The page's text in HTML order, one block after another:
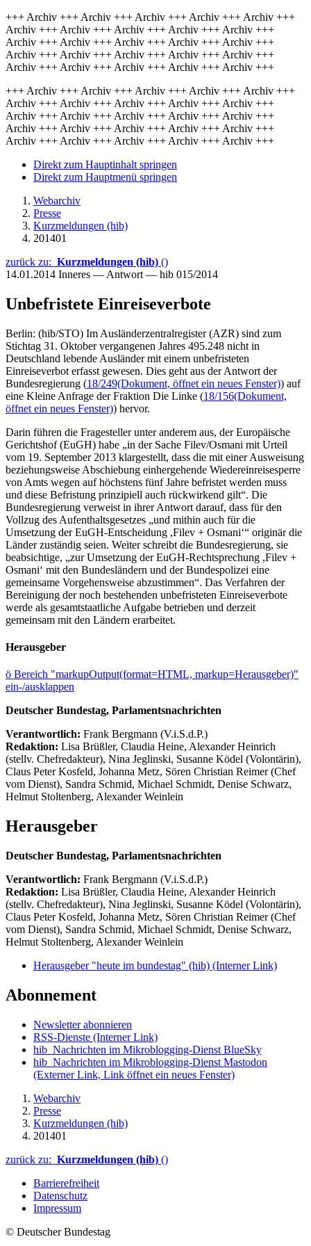
+++ Archiv +++ Archiv +++ Archiv +++ Archiv +++ Archiv +++
Archiv +++ Archiv +++ Archiv +++ Archiv +++ Archiv +++
Archiv +++ Archiv +++ Archiv +++ Archiv +++ Archiv +++
Archiv +++ Archiv +++ Archiv +++ Archiv +++ Archiv +++
Archiv +++ Archiv +++ Archiv +++ Archiv +++ Archiv +++
+++ Archiv +++ Archiv +++ Archiv +++ Archiv +++ Archiv +++
Archiv +++ Archiv +++ Archiv +++ Archiv +++ Archiv +++
Archiv +++ Archiv +++ Archiv +++ Archiv +++ Archiv +++
Archiv +++ Archiv +++ Archiv +++ Archiv +++ Archiv +++
Archiv +++ Archiv +++ Archiv +++ Archiv +++ Archiv +++
Direkt zum Hauptinhalt springen
Direkt zum Hauptmenü springen
Webarchiv
Presse
Kurzmeldungen (hib)
201401
zurück zu: Kurzmeldungen (hib) ()
14.01.2014 Inneres — Antwort — hib 015/2014
Unbefristete Einreiseverbote
Berlin: (hib/STO) Im Ausländerzentralregister (AZR) sind zum
Stichtag 31. Oktober vergangenen Jahres 495.248 nicht in
Deutschland lebende Ausländer mit einem unbefristeten
Einreiseverbot erfasst gewesen. Dies geht aus der Antwort der
Bundesregierung (18/249(Dokument, öffnet ein neues Fenster)) auf
eine Kleine Anfrage der Fraktion Die Linke (18/156(Dokument,
öffnet ein neues Fenster)) hervor.
Darin führen die Fragesteller unter anderem aus, der Europäische
Gerichtshof (EuGH) habe „in der Sache Filev/Osmani mit Urteil
vom 19. September 2013 klargestellt, dass die mit einer Ausweisung
beziehungsweise Abschiebung einhergehende Wiedereinreisesperre
von Amts wegen auf höchstens fünf Jahre befristet werden muss
und diese Befristung prinzipiell auch rückwirkend gilt“. Die
Bundesregierung verweist in ihrer Antwort darauf, dass für den
Vollzug des Aufenthaltsgesetzes „und mithin auch für die
Umsetzung der EuGH-Entscheidung ,Filev + Osmani‘“ originär die
Länder zuständig seien. Weiter schreibt die Bundesregierung, sie
beabsichtige, „zur Umsetzung der EuGH-Rechtsprechung ,Filev +
Osmani‘ mit den Bundesländern und der Bundespolizei eine
gemeinsame Vorgehensweise abzustimmen“. Das Verfahren der
Bereinigung der noch bestehenden unbefristeten Einreiseverbote
werde als gesamtstaatliche Aufgabe betrieben und derzeit
gemeinsam mit den Ländern erarbeitet.
Herausgeber
ö Bereich "markupOutput(format=HTML, markup=Herausgeber)"
ein-/ausklappen
Deutscher Bundestag, Parlamentsnachrichten
Verantwortlich: Frank Bergmann (V.i.S.d.P.)
Redaktion: Lisa Brüßler, Claudia Heine, Alexander Heinrich
(stellv. Chefredakteur), Nina Jeglinski, Susanne Ködel (Volontärin),
Claus Peter Kosfeld, Johanna Metz, Sören Christian Reimer (Chef
vom Dienst), Sandra Schmid, Michael Schmidt, Denise Schwarz,
Helmut Stoltenberg, Alexander Weinlein
Herausgeber
Deutscher Bundestag, Parlamentsnachrichten
Verantwortlich: Frank Bergmann (V.i.S.d.P.)
Redaktion: Lisa Brüßler, Claudia Heine, Alexander Heinrich
(stellv. Chefredakteur), Nina Jeglinski, Susanne Ködel (Volontärin),
Claus Peter Kosfeld, Johanna Metz, Sören Christian Reimer (Chef
vom Dienst), Sandra Schmid, Michael Schmidt, Denise Schwarz,
Helmut Stoltenberg, Alexander Weinlein
Herausgeber "heute im bundestag" (hib) (Interner Link)
Abonnement
Newsletter abonnieren
RSS-Dienste (Interner Link)
hib_Nachrichten im Mikroblogging-Dienst BlueSky
hib_Nachrichten im Mikroblogging-Dienst Mastodon
(Externer Link, Link öffnet ein neues Fenster)
Webarchiv
Presse
Kurzmeldungen (hib)
201401
zurück zu: Kurzmeldungen (hib) ()
Barrierefreiheit
Datenschutz
Impressum
© Deutscher Bundestag